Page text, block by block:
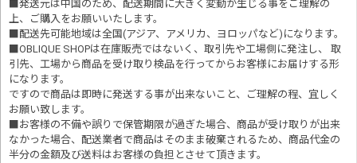
■発送元は中国のため、配送期間に大きく変動が生じる事をご理解の
上、ご購入をお願いいたします。
■配送先可能地域は全国(アジア、アメリカ、ヨロッパなど)になります。
■OBLIQUE SHOPは在庫販売ではないく、取引先や工場側に発注し、 取
引先、工場から商品を受け取り検品を行ってからお客様にお届けする形
になります。
ですので商品は即時に発送する事が出来ないこと、ご理解の程、宜しく
お願い致します。
■お客様の不備や誤りで保管期限が過ぎた場合、商品が受け取りが出来
なかった場合、配送業者で商品はそのまま破棄されるため、商品代金の
半分の金額及び送料はお客様の負担とさせて頂きます。